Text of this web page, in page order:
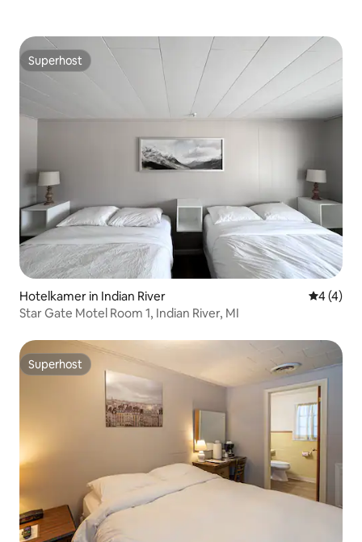
Superhost
Superhost
Hotelkamer in Indian River
4 (4)
Star Gate Motel Room 1, Indian River, MI
Superhost
Superhost